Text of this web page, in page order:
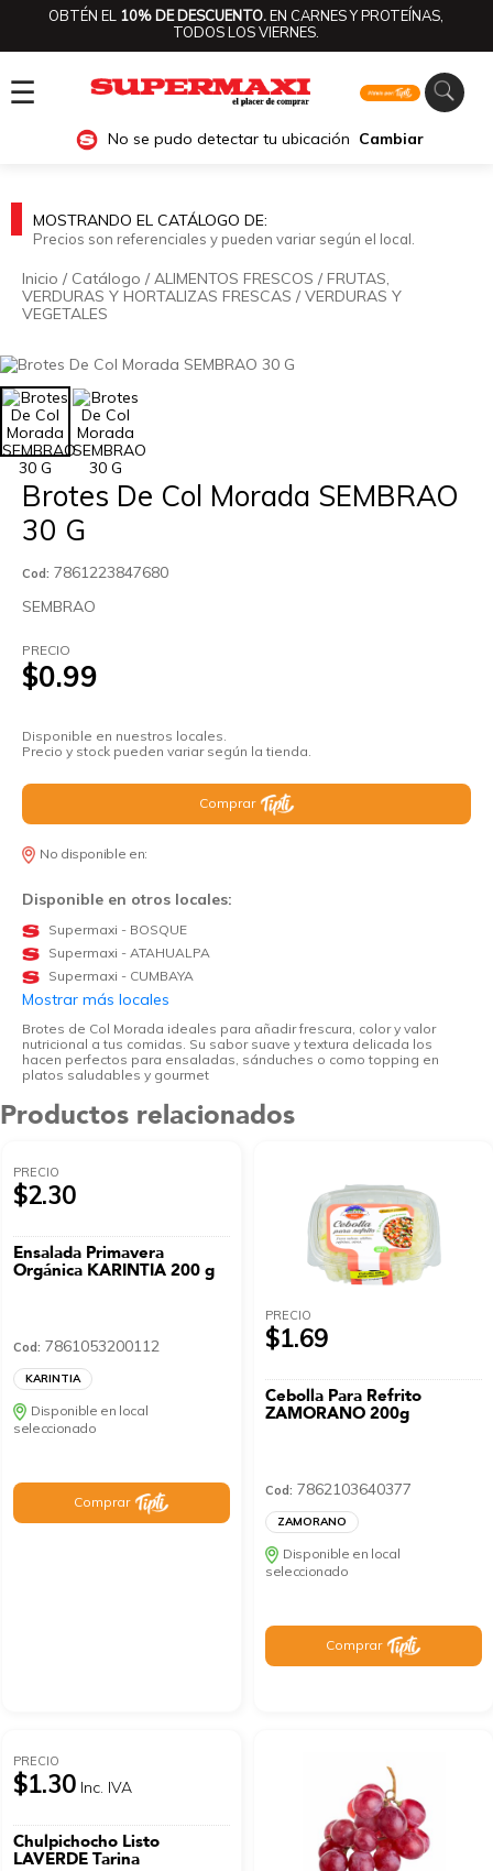
OBTÉN EL 10% DE DESCUENTO.EN CARNES Y PROTEÍNAS,
TODOS LOS VIERNES.
☰
No se pudo detectar tu ubicación Cambiar
MOSTRANDO EL CATÁLOGO DE:
Precios son referenciales y pueden variar según el local.
Inicio / Catálogo /ALIMENTOS FRESCOS / FRUTAS,
VERDURAS Y HORTALIZAS FRESCAS /VERDURAS Y
VEGETALES
Brotes De Col Morada SEMBRAO
30 G
Cod: 7861223847680
SEMBRAO
PRECIO
$0.99
Disponible en nuestros locales.
Precio y stock pueden variar según la tienda.
Comprar
No disponible en:
Disponible en otros locales:
Supermaxi - BOSQUE
Supermaxi - ATAHUALPA
Supermaxi - CUMBAYA
Mostrar más locales
Brotes de Col Morada ideales para añadir frescura, color y valor
nutricional a tus comidas. Su sabor suave y textura delicada los
hacen perfectos para ensaladas, sánduches o como topping en
platos saludables y gourmet
Productos relacionados
PRECIO
$2.30
Ensalada Primavera
Orgánica KARINTIA 200 g
Cod: 7861053200112
KARINTIA
Disponible en local
seleccionado
Comprar
PRECIO
$1.69
Cebolla Para Refrito
ZAMORANO 200g
Cod: 7862103640377
ZAMORANO
Disponible en local
seleccionado
Comprar
PRECIO
$1.30 Inc. IVA
Chulpichocho Listo
LAVERDE Tarina